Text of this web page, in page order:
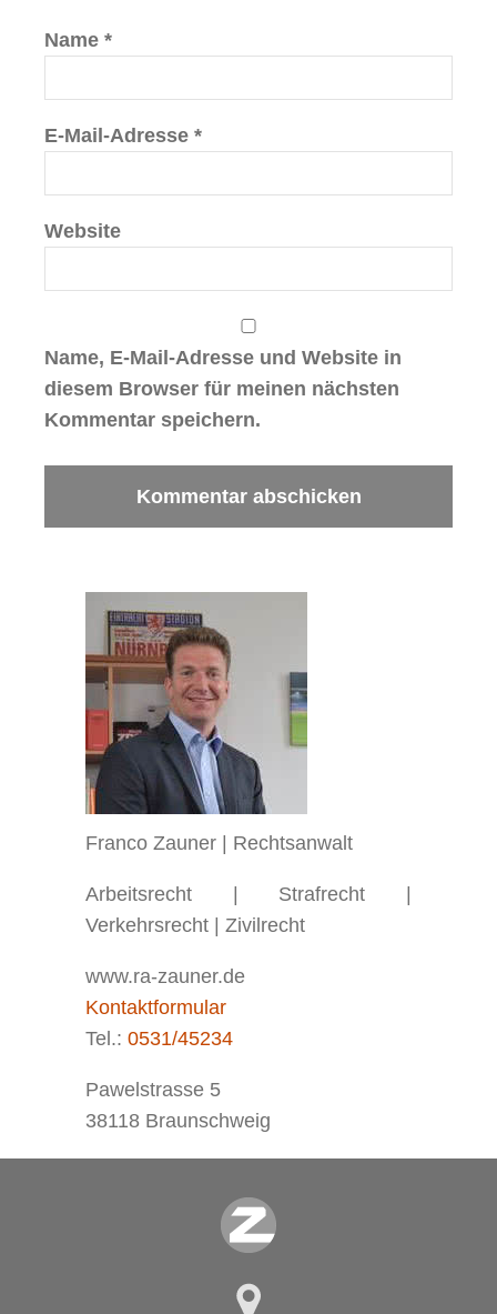
Name *
E-Mail-Adresse *
Website
Name, E-Mail-Adresse und Website in
diesem Browser für meinen nächsten
Kommentar speichern.
Franco Zauner | Rechtsanwalt
Arbeitsrecht | Strafrecht |
Verkehrsrecht | Zivilrecht
www.ra-zauner.de
Kontaktformular
Tel.: 0531/45234
Pawelstrasse 5
38118 Braunschweig